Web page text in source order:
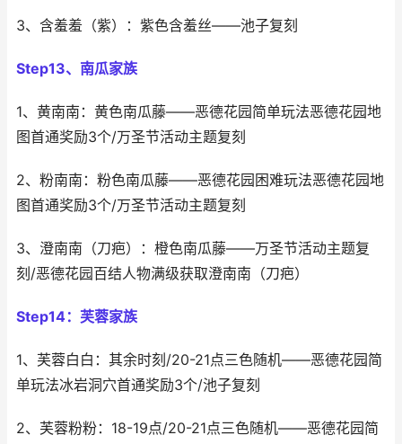
3、含羞羞（紫）：紫色含羞丝——池子复刻
Step13、南瓜家族
1、黄南南：黄色南瓜藤——恶德花园简单玩法恶德花园地
图首通奖励3个/万圣节活动主题复刻
2、粉南南：粉色南瓜藤——恶德花园困难玩法恶德花园地
图首通奖励3个/万圣节活动主题复刻
3、澄南南（刀疤）：橙色南瓜藤——万圣节活动主题复
刻/恶德花园百结人物满级获取澄南南（刀疤）
Step14：芙蓉家族
1、芙蓉白白：其余时刻/20-21点三色随机——恶德花园简
单玩法冰岩洞穴首通奖励3个/池子复刻
2、芙蓉粉粉：18-19点/20-21点三色随机——恶德花园简